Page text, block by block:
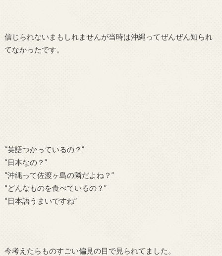
信じられないまもしれませんが当時は沖縄ってぜんぜん知られ
てなかったです。
“英語つかっているの？”
“日本なの？”
“沖縄って佐渡ヶ島の隣だよね？”
“どんなものを食べているの？”
“日本語うまいですね”
今考えたらものすごい偏見の目で見られてました。